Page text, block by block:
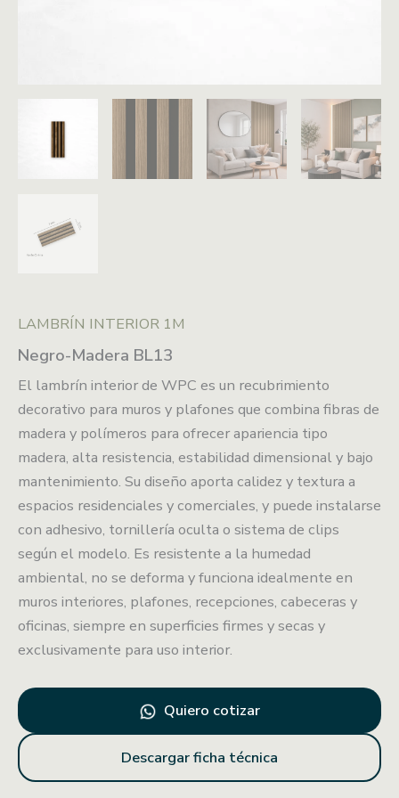
LAMBRÍN INTERIOR 1M
Negro-Madera BL13
El lambrín interior de WPC es un recubrimiento
decorativo para muros y plafones que combina fibras de
madera y polímeros para ofrecer apariencia tipo
madera, alta resistencia, estabilidad dimensional y bajo
mantenimiento. Su diseño aporta calidez y textura a
espacios residenciales y comerciales, y puede instalarse
con adhesivo, tornillería oculta o sistema de clips
según el modelo. Es resistente a la humedad
ambiental, no se deforma y funciona idealmente en
muros interiores, plafones, recepciones, cabeceras y
oficinas, siempre en superficies firmes y secas y
exclusivamente para uso interior.
Quiero cotizar
Descargar ficha técnica